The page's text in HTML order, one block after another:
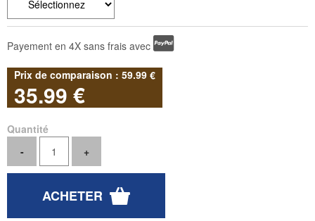
Payement en 4X sans frais avec
59.99 €
35.99 €
Quantité